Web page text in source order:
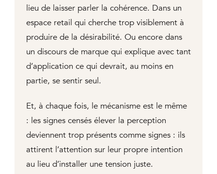
lieu de laisser parler la cohérence. Dans un
espace retail qui cherche trop visiblement à
produire de la désirabilité. Ou encore dans
un discours de marque qui explique avec tant
d’application ce qui devrait, au moins en
partie, se sentir seul.
Et, à chaque fois, le mécanisme est le même
: les signes censés élever la perception
deviennent trop présents comme signes : ils
attirent l’attention sur leur propre intention
au lieu d’installer une tension juste.